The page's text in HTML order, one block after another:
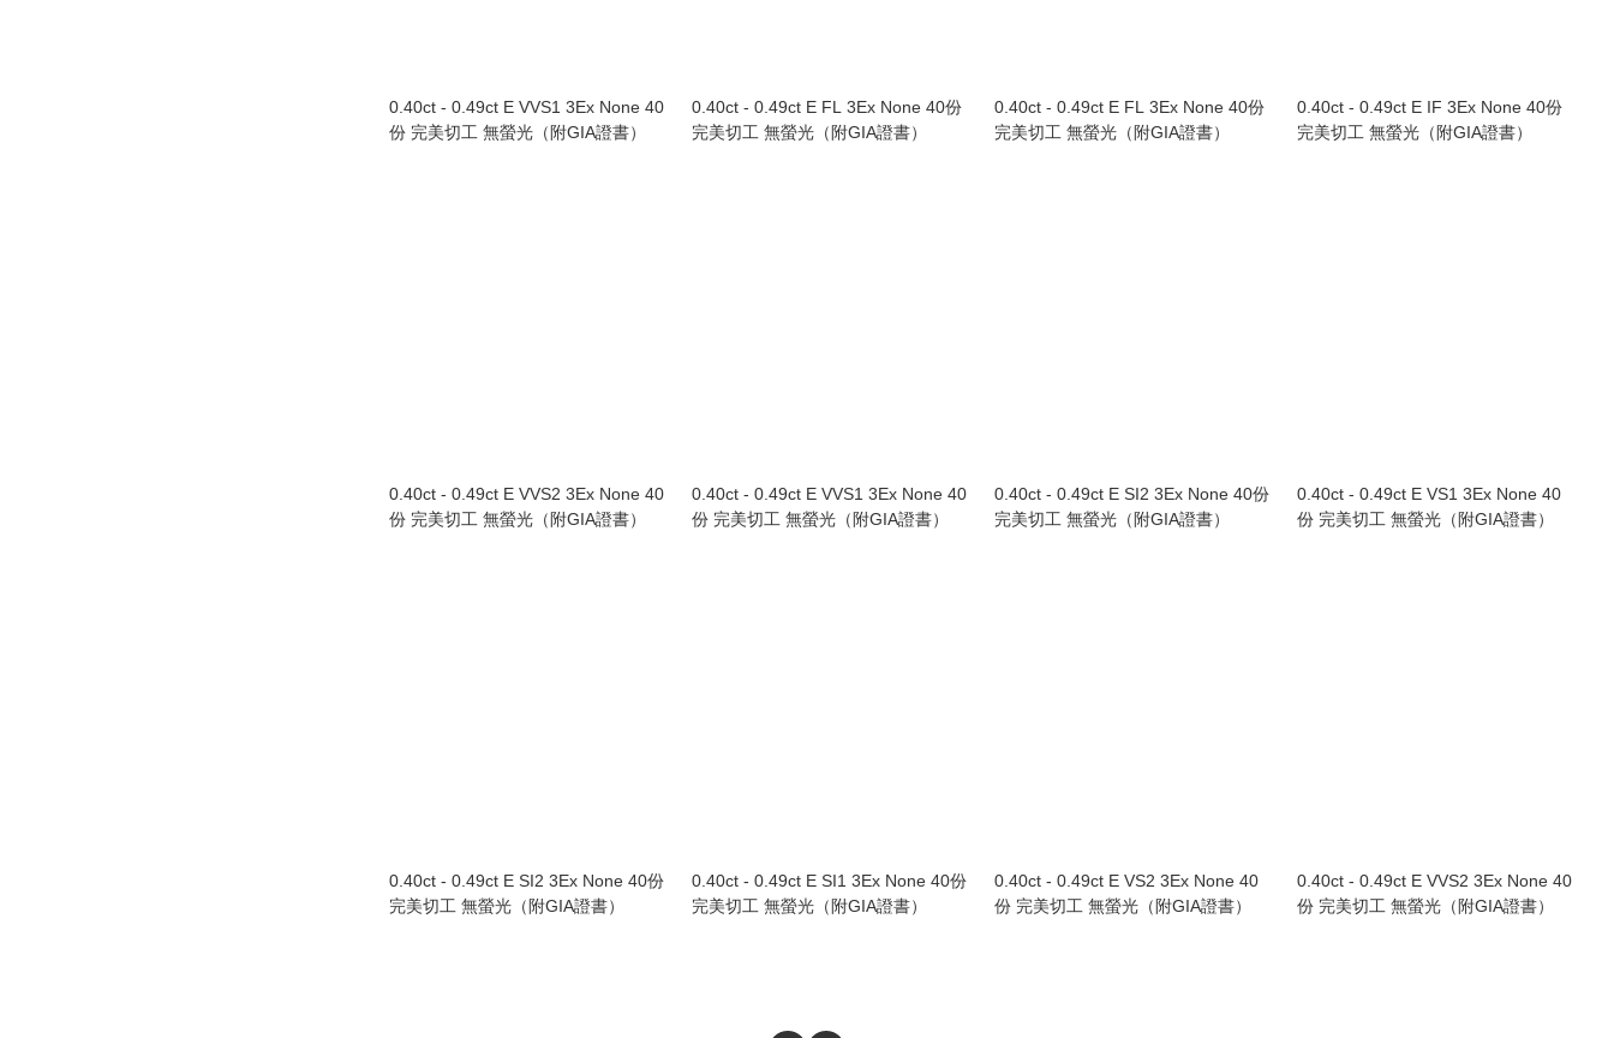
0.40ct - 0.49ct E VVS1 3Ex None 40
份 完美切工 無螢光（附GIA證書）
0.40ct - 0.49ct E FL 3Ex None 40份
完美切工 無螢光（附GIA證書）
0.40ct - 0.49ct E FL 3Ex None 40份
完美切工 無螢光（附GIA證書）
0.40ct - 0.49ct E IF 3Ex None 40份
完美切工 無螢光（附GIA證書）
0.40ct - 0.49ct E VVS2 3Ex None 40
份 完美切工 無螢光（附GIA證書）
0.40ct - 0.49ct E VVS1 3Ex None 40
份 完美切工 無螢光（附GIA證書）
0.40ct - 0.49ct E SI2 3Ex None 40份
完美切工 無螢光（附GIA證書）
0.40ct - 0.49ct E VS1 3Ex None 40
份 完美切工 無螢光（附GIA證書）
0.40ct - 0.49ct E SI2 3Ex None 40份
完美切工 無螢光（附GIA證書）
0.40ct - 0.49ct E SI1 3Ex None 40份
完美切工 無螢光（附GIA證書）
0.40ct - 0.49ct E VS2 3Ex None 40
份 完美切工 無螢光（附GIA證書）
0.40ct - 0.49ct E VVS2 3Ex None 40
份 完美切工 無螢光（附GIA證書）